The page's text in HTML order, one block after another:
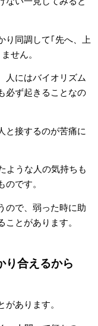
り同調して｢先へ、上
せん。
人にはバイオリズム
必ず起きることなの
と接するのが苦痛に
ような人の気持ちも
です。
ので、弱った時に助
とがあります。
り合えるから
があります。